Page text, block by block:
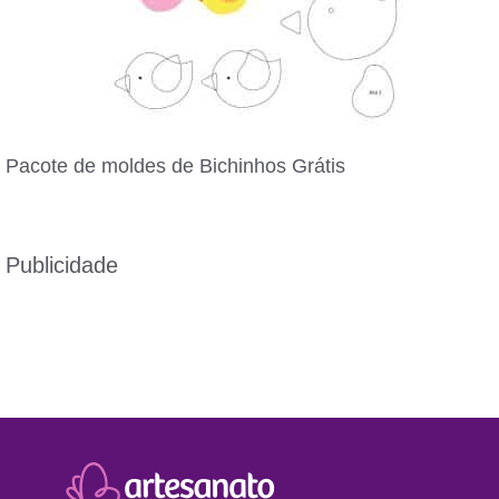
Pacote de moldes de Bichinhos Grátis
Publicidade